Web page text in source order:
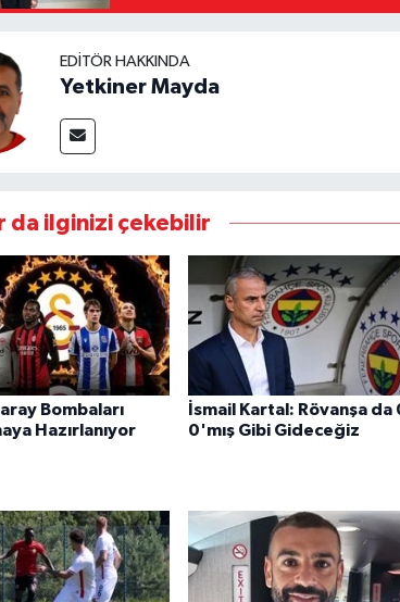
EDITÖR HAKKINDA
Yetkiner Mayda
da ilginizi çekebilir
Bombaları
Hazırlanıyor
İsmail Kartal: Rövanşa da
0'mış Gibi Gideceğiz